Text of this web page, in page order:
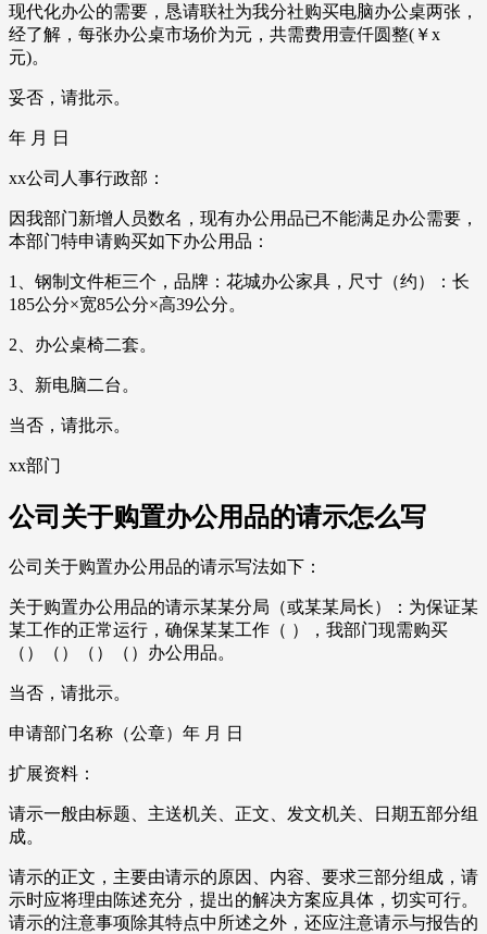
现代化办公的需要，恳请联社为我分社购买电脑办公桌两张，
经了解，每张办公桌市场价为元，共需费用壹仟圆整(￥x
元)。
妥否，请批示。
年 月 日
xx公司人事行政部：
因我部门新增人员数名，现有办公用品已不能满足办公需要，
本部门特申请购买如下办公用品：
1、钢制文件柜三个，品牌：花城办公家具，尺寸（约）：长
185公分×宽85公分×高39公分。
2、办公桌椅二套。
3、新电脑二台。
当否，请批示。
xx部门
公司关于购置办公用品的请示怎么写
公司关于购置办公用品的请示写法如下：
关于购置办公用品的请示某某分局（或某某局长）：为保证某
某工作的正常运行，确保某某工作（ ），我部门现需购买
（）（）（）（）办公用品。
当否，请批示。
申请部门名称（公章）年 月 日
扩展资料：
请示一般由标题、主送机关、正文、发文机关、日期五部分组
成。
请示的正文，主要由请示的原因、内容、要求三部分组成，请
示时应将理由陈述充分，提出的解决方案应具体，切实可行。
请示的注意事项除其特点中所述之外，还应注意请示与报告的